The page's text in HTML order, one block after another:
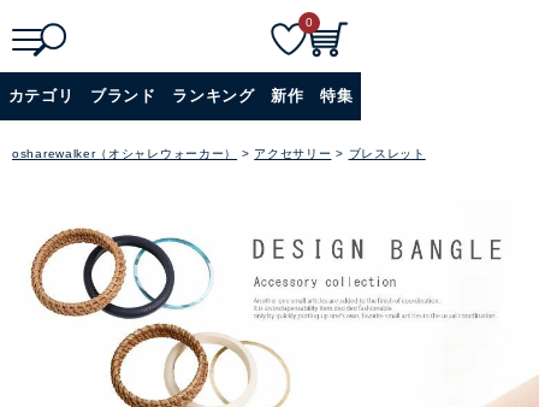
詳細検索
0
カテゴリ ブランド ランキング 新作 特集
osharewalker（オシャレウォーカー） アクセサリー ブレスレット